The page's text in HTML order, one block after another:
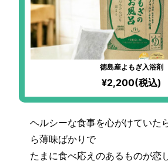
徳島産よもぎ入浴剤
¥2,200(税込)
ヘルシーな食事を心がけていた
ら薄味ばかりで
たまに食べ応えのあるものが恋